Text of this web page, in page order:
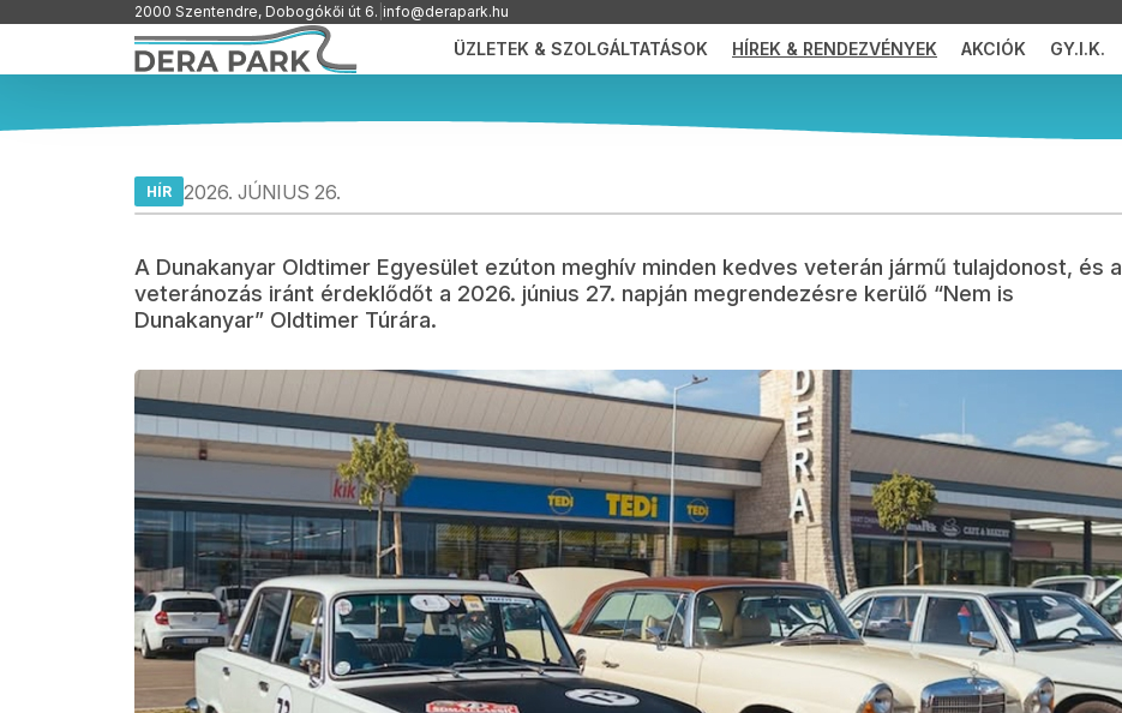
2000 Szentendre, Dobogókői út 6. info@derapark.hu
ÜZLETEK & SZOLGÁLTATÁSOK HÍREK & RENDEZVÉNYEK AKCIÓK GY.I.K.
“NEM IS DUNAKANYAR” OLDTIMER TÚRA
HÍR 2026. JÚNIUS 26.
A Dunakanyar Oldtimer Egyesület ezúton meghív minden kedves veterán jármű tulajdonost, és a
veteránozás iránt érdeklődőt a 2026. június 27. napján megrendezésre kerülő “Nem is
Dunakanyar” Oldtimer Túrára.